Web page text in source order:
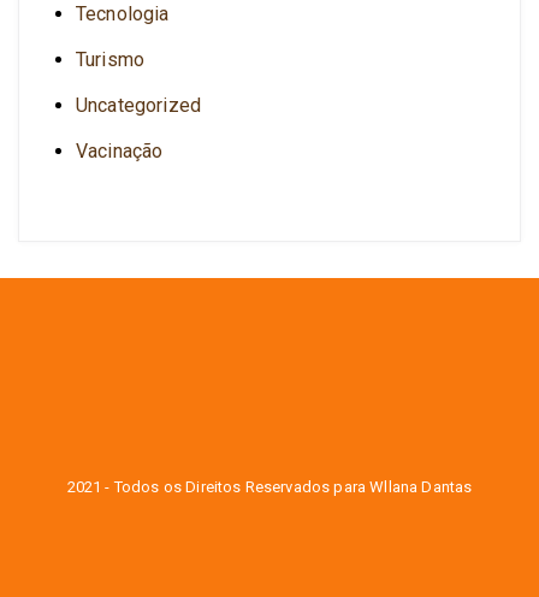
Tecnologia
Turismo
Uncategorized
Vacinação
2021 - Todos os Direitos Reservados para Wllana Dantas